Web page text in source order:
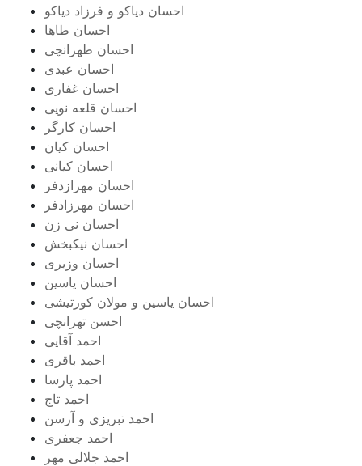
احسان دیاکو و فرزاد دیاکو
احسان طاها
احسان طهرانچی
احسان عبدی
احسان غفاری
احسان قلعه نویی
احسان کارگر
احسان کیان
احسان کیانی
احسان مهرازدفر
احسان مهرزادفر
احسان نی زن
احسان نیکبخش
احسان وزیری
احسان یاسین
احسان یاسین و مولان کورتیشی
احسن تهرانچی
احمد آقایی
احمد باقری
احمد پارسا
احمد تاج
احمد تبریزی و آرسن
احمد جعفری
احمد جلالی مهر